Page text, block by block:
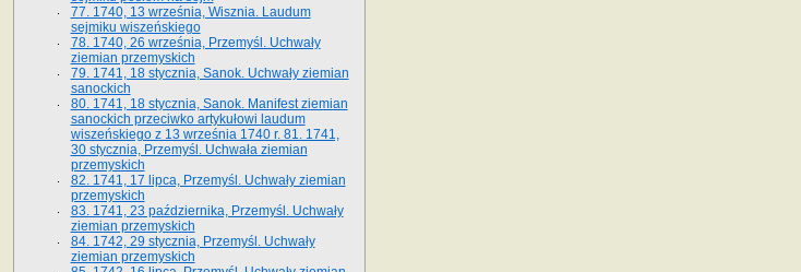
77. 1740, 13 września, Wisznia. Laudum
sejmiku wiszeńskiego
78. 1740, 26 września, Przemyśl. Uchwały
ziemian przemyskich
79. 1741, 18 stycznia, Sanok. Uchwały ziemian
sanockich
80. 1741, 18 stycznia, Sanok. Manifest ziemian
sanockich przeciwko artykułowi laudum
wiszeńskiego z 13 wrze­śnia 1740 r. 81. 1741,
30 stycznia, Przemyśl. Uchwała ziemian
przemyskich
82. 1741, 17 lipca, Przemyśl. Uchwały ziemian
przemyskich
83. 1741, 23 października, Przemyśl. Uchwały
ziemian przemyskich
84. 1742, 29 stycznia, Przemyśl. Uchwały
ziemian przemyskich